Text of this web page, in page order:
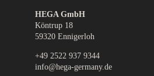
HEGA GmbH
Köntrup 18
59320 Ennigerloh
+49 2522 937 9344
info@hega-germany.de